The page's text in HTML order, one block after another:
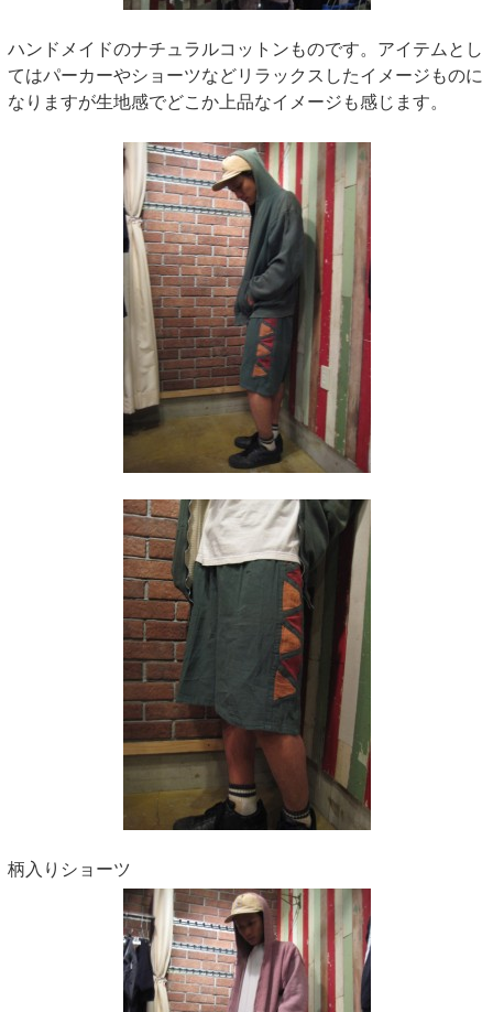
ハンドメイドのナチュラルコットンものです。アイテムとし
てはパーカーやショーツなどリラックスしたイメージものに
なりますが生地感でどこか上品なイメージも感じます。
柄入りショーツ